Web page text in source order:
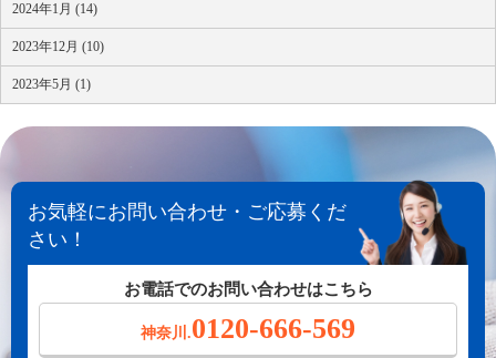
2024年1月 (14)
2023年12月 (10)
2023年5月 (1)
お気軽にお問い合わせ・ご応募くだ
さい！
お電話でのお問い合わせはこちら
神奈川.0120-666-569